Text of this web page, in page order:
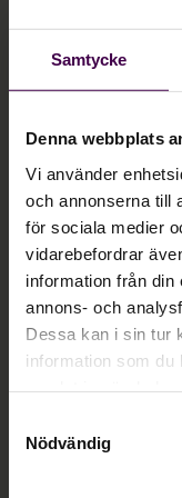
Samtycke
Denna webbplats
Vi använder
och annonserna till
för sociala medier
vidarebefordrar
information från din
annons- och
Dessa kan i sin tur
information som du
Nödvändig
Att alla